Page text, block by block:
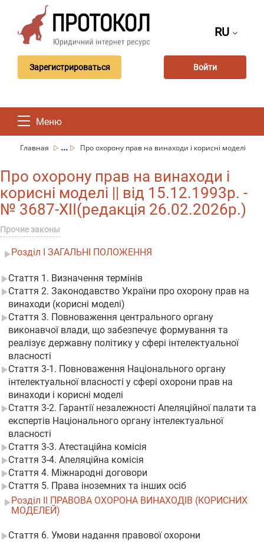
RU
Зарегистрироваться Войти
Меню
Главная ... Про охорону прав на винаходи і корисні моделі
Про охорону прав на винаходи і
корисні моделі || від 15.12.1993р. -
№ 3687-XII(редакція 26.02.2026р.)
Прочие законы
Розділ I ЗАГАЛЬНІ ПОЛОЖЕННЯ
Стаття 1. Визначення термінів
Стаття 2. Законодавство України про охорону прав на
винаходи (корисні моделі)
Стаття 3. Повноваження центрального органу
виконавчої влади, що забезпечує формування та
реалізує державну політику у сфері інтелектуальної
власності
Стаття 3-1. Повноваження Національного органу
інтелектуальної власності у сфері охорони прав на
винаходи і корисні моделі
Стаття 3-2. Гарантії незалежності Апеляційної палати та
експертів Національного органу інтелектуальної
власності
Стаття 3-3. Атестаційна комісія
Стаття 3-4. Апеляційна комісія
Стаття 4. Міжнародні договори
Стаття 5. Права іноземних та інших осіб
Розділ II ПРАВОВА ОХОРОНА ВИНАХОДІВ (КОРИСНИХ
МОДЕЛЕЙ)
Стаття 6. Умови надання правової охорони